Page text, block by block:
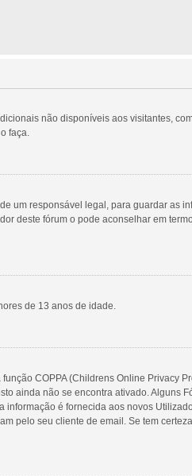
não disponíveis aos visitantes,
faça.
um responsável legal, para guardar as
deste fórum o pode aconselhar em
de 13 anos de idade.
COPPA (Childrens Online Privacy
ainda não se encontra ativado. Alguns
é fornecida aos novos
pelo seu cliente de email. Se tem